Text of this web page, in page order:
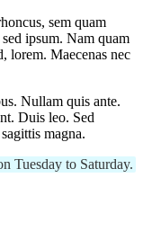
sem quam
ipsum. Nam quam
lorem. Maecenas nec
Nullam quis ante.
Duis leo. Sed
magna.
Tuesday to Saturday.